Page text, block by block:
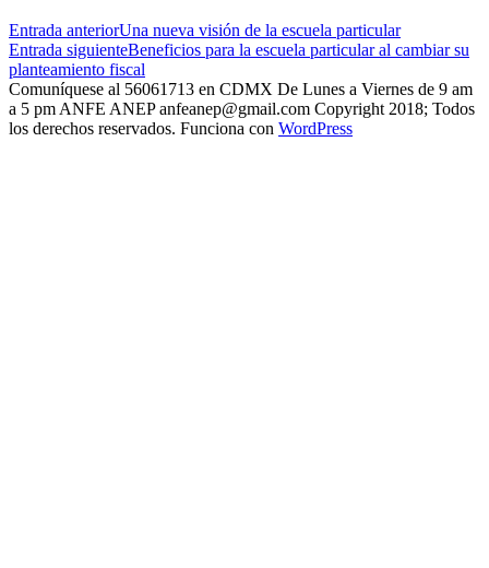
Entrada anteriorUna nueva visión de la escuela particular
Entrada siguienteBeneficios para la escuela particular al cambiar su
planteamiento fiscal
Comuníquese al 56061713 en CDMX De Lunes a Viernes de 9 am
a 5 pm ANFE ANEP anfeanep@gmail.com Copyright 2018; Todos
los derechos reservados. Funciona con WordPress